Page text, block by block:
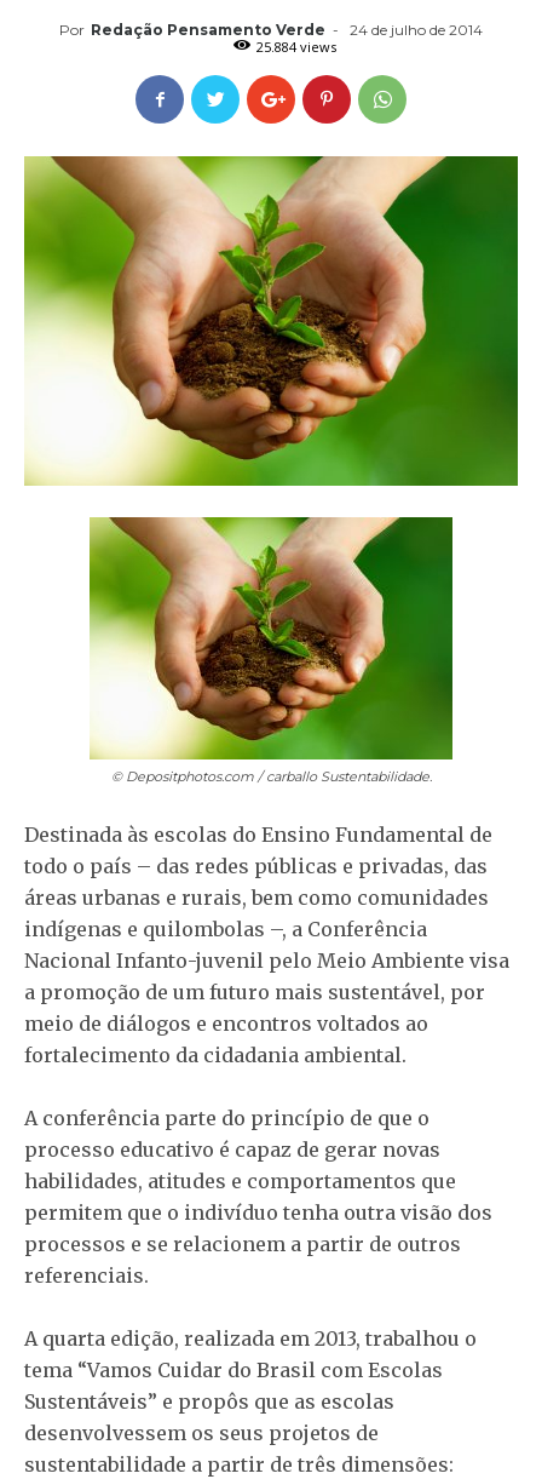
Por Redação Pensamento Verde -
24 de julho de 2014
25.884 views
© Depositphotos.com / carballoSustentabilidade.
Destinada às escolas do Ensino Fundamental de
todo o país – das redes públicas e privadas, das
áreas urbanas e rurais, bem como comunidades
indígenas e quilombolas –, a Conferência
Nacional Infanto-juvenil pelo Meio Ambiente visa
a promoção de um futuro mais sustentável, por
meio de diálogos e encontros voltados ao
fortalecimento da cidadania ambiental.
A conferência parte do princípio de que o
processo educativo é capaz de gerar novas
habilidades, atitudes e comportamentos que
permitem que o indivíduo tenha outra visão dos
processos e se relacionem a partir de outros
referenciais.
A quarta edição, realizada em 2013, trabalhou o
tema “Vamos Cuidar do Brasil com Escolas
Sustentáveis” e propôs que as escolas
desenvolvessem os seus projetos de
sustentabilidade a partir de três dimensões: